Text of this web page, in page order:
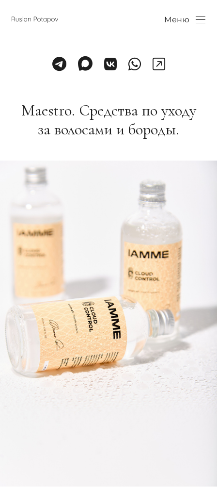
Меню
Maestro. Средства по уходу
за волосами и бороды.